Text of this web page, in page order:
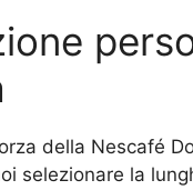
della Nescafé
selezionare la